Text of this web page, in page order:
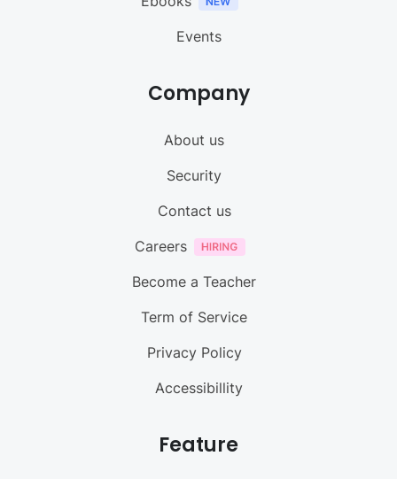
Events
Company
About us
Security
Contact us
Careers
Become a Teacher
Term of Service
Privacy Policy
Accessibillity
Feature